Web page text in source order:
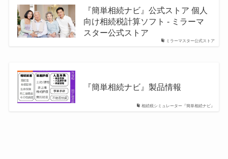
ミラーマスター公式ストア
『簡単相続ナビ』公式ストア 個人
向け相続税計算ソフト - ミラーマ
スター公式ストア
相続税シミュレーター『簡単相続ナビ』
『簡単相続ナビ』製品情報